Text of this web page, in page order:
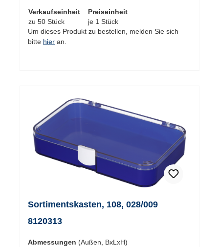
Verkaufseinheit
Preiseinheit
zu 50 Stück
je 1 Stück
Um dieses Produkt zu bestellen, melden Sie sich
bitte hier an.
Sortimentskasten, 108, 028/009
8120313
Abmessungen (Außen, BxLxH)